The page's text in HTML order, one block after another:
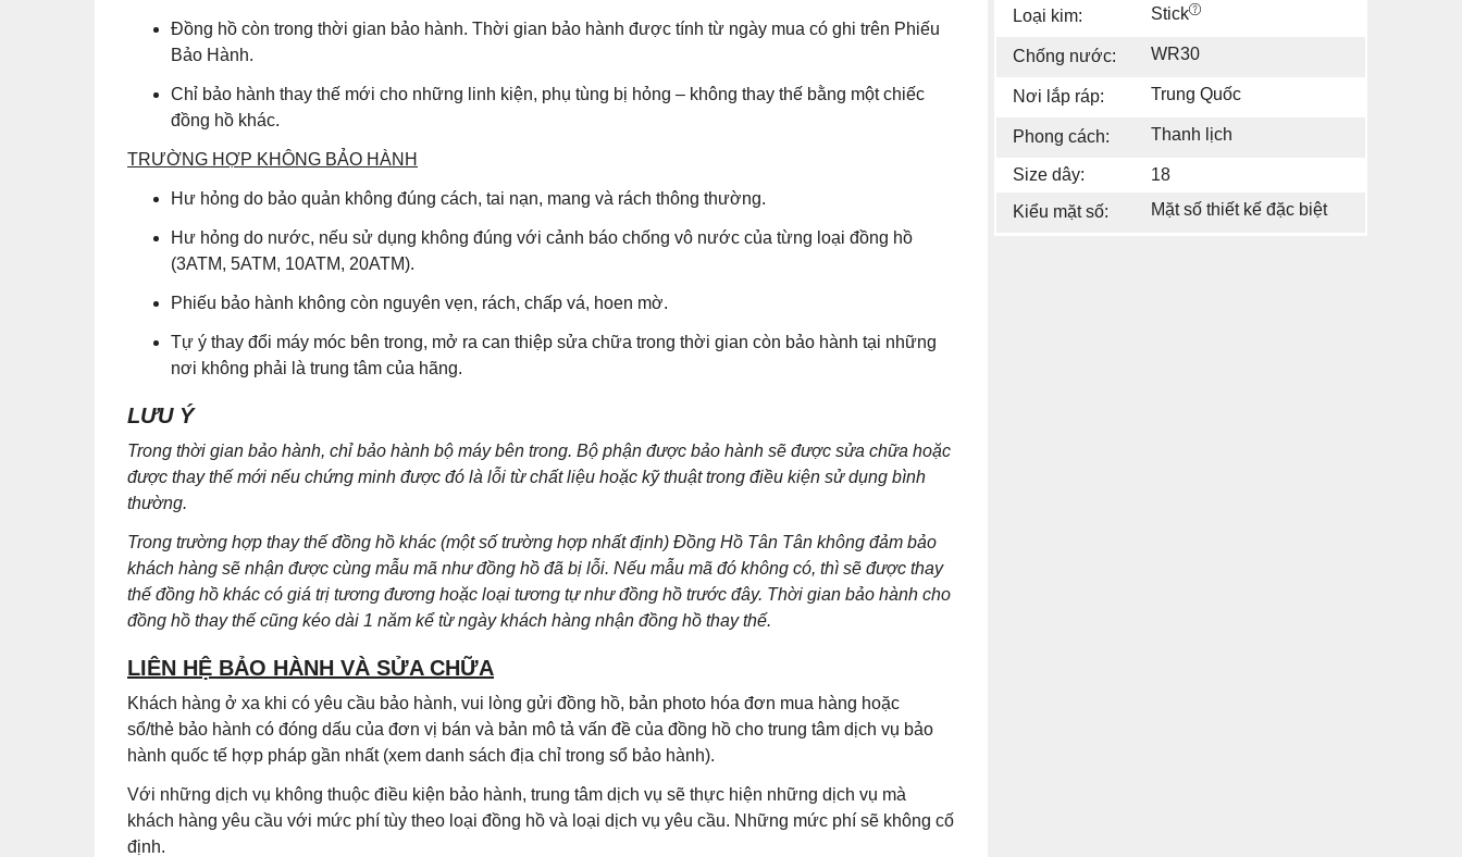
Đồng hồ còn trong thời gian bảo hành. Thời gian bảo hành được tính từ ngày mua có ghi trên Phiếu
Bảo Hành.
Chỉ bảo hành thay thế mới cho những linh kiện, phụ tùng bị hỏng – không thay thế bằng một chiếc
đồng hồ khác.
TRƯỜNG HỢP KHÔNG BẢO HÀNH
Hư hỏng do bảo quản không đúng cách, tai nạn, mang và rách thông thường.
Hư hỏng do nước, nếu sử dụng không đúng với cảnh báo chống vô nước của từng loại đồng hồ
(3ATM, 5ATM, 10ATM, 20ATM).
Phiếu bảo hành không còn nguyên vẹn, rách, chấp vá, hoen mờ.
Tự ý thay đổi máy móc bên trong, mở ra can thiệp sửa chữa trong thời gian còn bảo hành tại những
nơi không phải là trung tâm của hãng.
LƯU Ý
Trong thời gian bảo hành, chỉ bảo hành bộ máy bên trong. Bộ phận được bảo hành sẽ được sửa chữa hoặc
được thay thế mới nếu chứng minh được đó là lỗi từ chất liệu hoặc kỹ thuật trong điều kiện sử dụng bình
thường.
Trong trường hợp thay thế đồng hồ khác (một số trường hợp nhất định) Đồng Hồ Tân Tân không đảm bảo
khách hàng sẽ nhận được cùng mẫu mã như đồng hồ đã bị lỗi. Nếu mẫu mã đó không có, thì sẽ được thay
thế đồng hồ khác có giá trị tương đương hoặc loại tương tự như đồng hồ trước đây. Thời gian bảo hành cho
đồng hồ thay thế cũng kéo dài 1 năm kể từ ngày khách hàng nhận đồng hồ thay thế.
LIÊN HỆ BẢO HÀNH VÀ SỬA CHỮA
Khách hàng ở xa khi có yêu cầu bảo hành, vui lòng gửi đồng hồ, bản photo hóa đơn mua hàng hoặc
sổ/thẻ bảo hành có đóng dấu của đơn vị bán và bản mô tả vấn đề của đồng hồ cho trung tâm dịch vụ bảo
hành quốc tế hợp pháp gần nhất (xem danh sách địa chỉ trong sổ bảo hành).
Với những dịch vụ không thuộc điều kiện bảo hành, trung tâm dịch vụ sẽ thực hiện những dịch vụ mà
khách hàng yêu cầu với mức phí tùy theo loại đồng hồ và loại dịch vụ yêu cầu. Những mức phí sẽ không cố
định.
Loại kim: Stick
Chống nước: WR30
Nơi lắp ráp: Trung Quốc
Phong cách: Thanh lịch
Size dây:
18
Kiểu mặt số:
Mặt số thiết kế đặc biệt